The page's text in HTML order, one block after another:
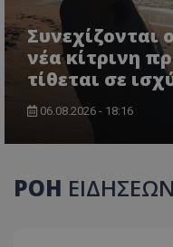
Συνεχίζονται
νέα κίτρινη
τίθεται σε
06.08.2026 - 18:16
ΡΟΗ ΕΙΔΗΣΕΩΝ